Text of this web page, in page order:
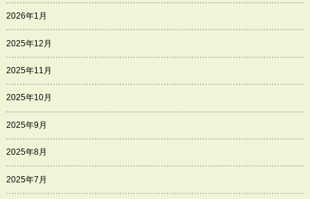
2026年1月
2025年12月
2025年11月
2025年10月
2025年9月
2025年8月
2025年7月